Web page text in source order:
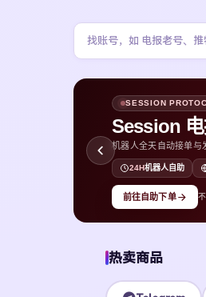
SESSION
Session
机器人全天自动接单与
24H机器人自助
前往自助下单
热卖商品